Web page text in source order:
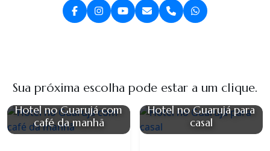
Sua próxima escolha pode estar a um clique.
Hotel no Guarujá com
café da manhã
Hotel no Guarujá para
casal